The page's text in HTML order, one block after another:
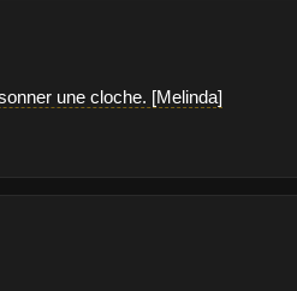
une cloche. [Melinda]